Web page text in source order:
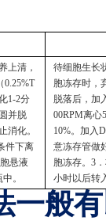
上清，
0.25%T
1-2分
并脱
消化。
件下离
悬液
。
待细胞生长
胞冻存时，
脱落后，加
00RPM离心
10%。加入
意冻存管做
胞冻存。3
小时以后转
一般